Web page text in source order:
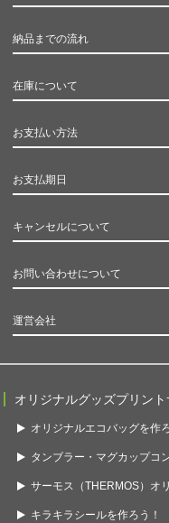
納品までの流れ
在庫について
お支払い方法
お支払期日
キャンセルについて
お問い合わせについて
運営会社
オリジナルグッズプリント
オリジナルエコバッグを作
タンブラー・マグカップコ
サーモス（THERMOS）オ
キラキラシールを作ろう！